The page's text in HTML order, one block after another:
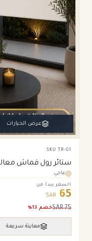
عرض الخيارات
SKU TR-01
ستائر رول قماش
عاجي
السعر يبدأ من
65
SAR
75
SARخصم 13
%
معاينة سريعة